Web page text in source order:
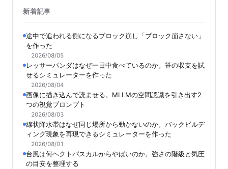
新着記事
途中で追われる側になるブロック崩し「ブロック崩さない」
を作った
2026/08/05
レッサーパンダはなぜ一日中食べているのか。笹の収支を試
せるシミュレーターを作った
2026/08/04
画像に描き込んで読ませる。MLLMの空間認識を引き出す2
つの視覚プロンプト
2026/08/03
線状降水帯はなぜ同じ場所から動かないのか。バックビルデ
ィング現象を再現できるシミュレーターを作った
2026/08/01
台風は何ヘクトパスカルからやばいのか。強さの階級と気圧
の目安を整理する